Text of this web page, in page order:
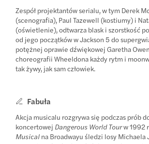
Zespół projektantów serialu, w tym Derek
(scenografia), Paul Tazewell (kostiumy) i
(oświetlenie), odtwarza blask i szorstkość
od jego początków w Jackson 5 do
potężnej oprawie dźwiękowej Garetha
choreografii Wheeldona każdy rytm i
tak żywy, jak sam człowiek.
Fabuła
Akcja musicalu rozgrywa się podczas prób
koncertowej Dangerous World Tourw 1992
Musical na Broadwayu śledzi losy Michaela